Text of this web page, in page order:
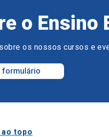
o Ensino
os nossos cursos e
formulário
topo